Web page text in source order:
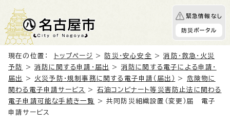
緊急情報なし
防災ポータル
現在の位置： トップページ > 防災・安心安全 >消防・救急・火災
予防
>消防に関する申請・届出 > 消防に関する電子による申請・
届出
> 火災予防・規制事務に関する電子申請（届出） > 危険物に
関わる電子申請サービス
> 石油コンビナート等災害防止法に関わる
電子申請可能な手続き一覧
> 共同防災組織設置（変更）届 電子
申請サービス